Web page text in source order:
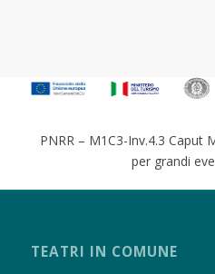
PNRR – M1C3-Inv.4.3 Caput
per grandi
TEATRI IN COMUNE